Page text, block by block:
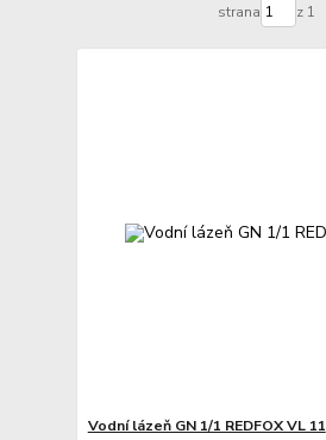
strana z 1
Vodní lázeň GN 1/1 REDFOX VL 11